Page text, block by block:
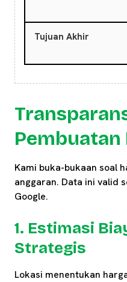
Tujuan Akhir
Kami buka-bukaan soal
anggaran. Data ini valid
Google.
1. Estimasi
Strategis
Lokasi menentukan